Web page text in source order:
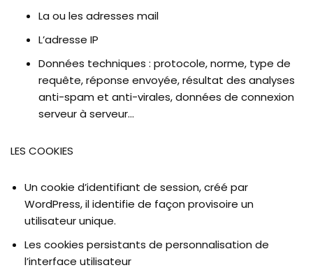
La ou les adresses mail
L’adresse IP
Données techniques : protocole, norme, type de
requête, réponse envoyée, résultat des analyses
anti-spam et anti-virales, données de connexion
serveur à serveur…
LES COOKIES
Un cookie d’identifiant de session, créé par
WordPress, il identifie de façon provisoire un
utilisateur unique.
Les cookies persistants de personnalisation de
l’interface utilisateur